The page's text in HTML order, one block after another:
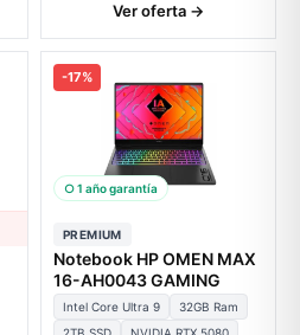
Ver oferta →
-17%
○ 1 año garantía
PREMIUM
Notebook HP OMEN MAX
16-AH0043 GAMING
Intel Core Ultra 9
32GB Ram